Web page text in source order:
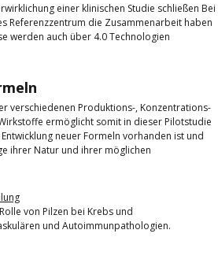
einer klinischen Studie schließen Bei
Referenzzentrum die Zusammenarbeit haben
werden auch über 4.0 Technologien
verschiedenen Produktions-, Konzentrations-
ermöglicht somit in dieser Pilotstudie
neuer Formeln vorhanden ist und
ihrer Natur und ihrer möglichen
von Pilzen bei Krebs und
und Autoimmunpathologien.